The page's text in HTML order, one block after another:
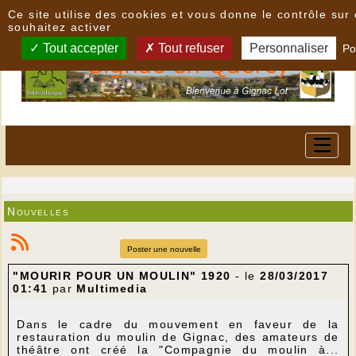
Nouvelles
Poster une nouvelle
"MOURIR POUR UN MOULIN" 1920 - le28/03/2017
01:41 par Multimedia
Dans le cadre du mouvement en faveur de la
restauration du moulin de Gignac, des amateurs de
théâtre ont créé la "Compagnie du moulin à...
Ce site utilise des cookies et vous donne le contrôle sur
souhaitez activer
Tout accepter Tout refuser Personnaliser